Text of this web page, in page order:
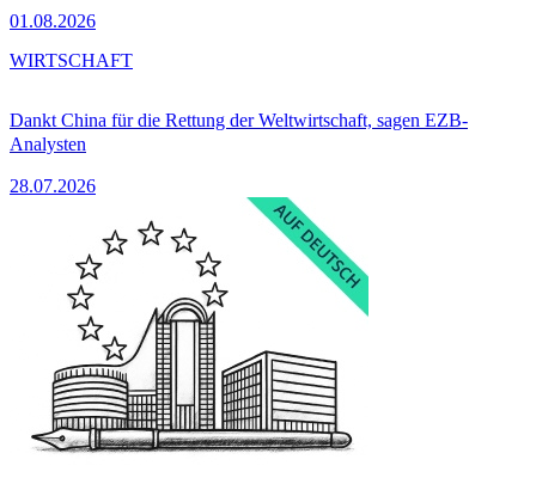
01.08.2026
Dankt China für die Rettung der Weltwirtschaft, sagen EZB-
Analysten
28.07.2026
WIRTSCHAFT